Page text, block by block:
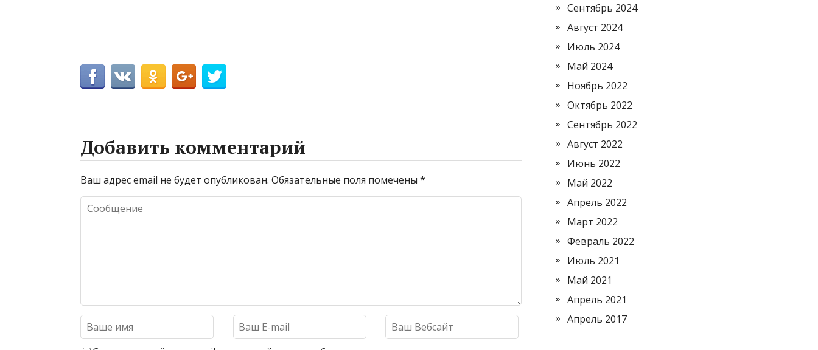
Добавить комментарий
Ваш адрес email не будет опубликован. Обязательные поля помечены *
Сентябрь 2024
Август 2024
Июль 2024
Май 2024
Ноябрь 2022
Октябрь 2022
Сентябрь 2022
Август 2022
Июнь 2022
Май 2022
Апрель 2022
Март 2022
Февраль 2022
Июль 2021
Май 2021
Апрель 2021
Апрель 2017